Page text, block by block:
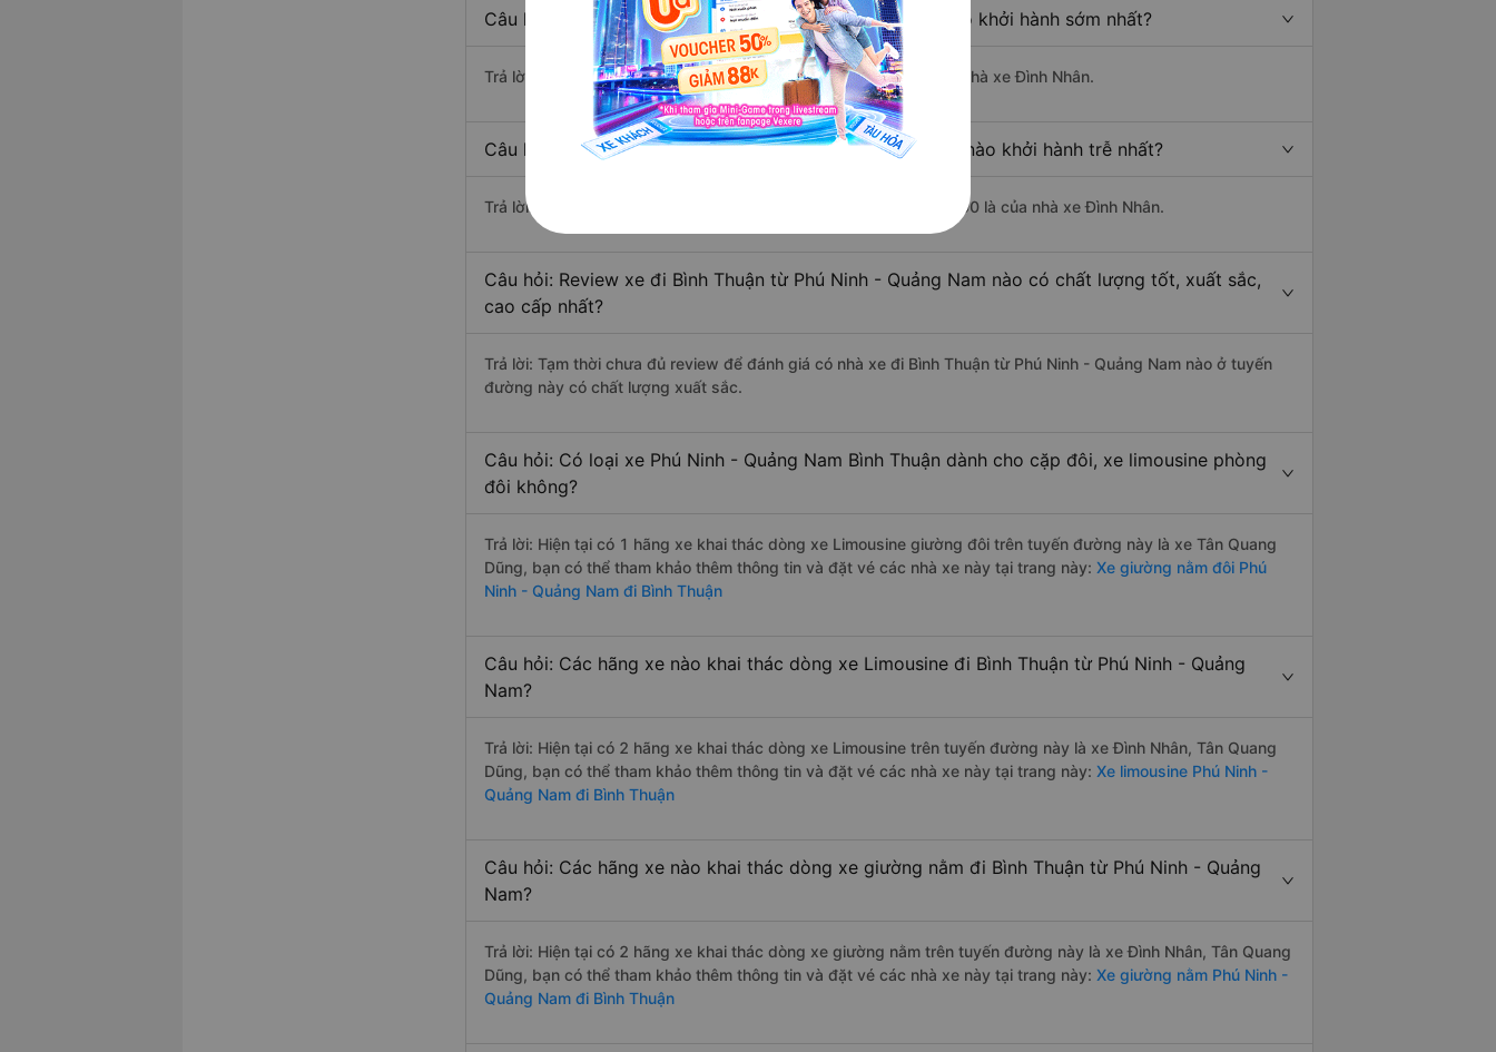
Câu hỏi: Nhà xe đi Phú Ninh - Quảng Nam Bình Thuận nào khởi hành sớm nhất?
Trả lời: Chuyến xe có giờ xuất phát sớm nhất vào lúc 9:00 là của nhà xe Đình Nhân.
Câu hỏi: Nhà xe đi Bình Thuận từ Phú Ninh - Quảng Nam nào khởi hành trễ nhất?
Trả lời: Chuyến xe có giờ xuất phát trễ (muộn) nhất là vào lúc 20:00 là của nhà xe Đình Nhân.
Câu hỏi: Review xe đi Bình Thuận từ Phú Ninh - Quảng Nam nào có chất lượng tốt, xuất sắc,
cao cấp nhất?
Trả lời: Tạm thời chưa đủ review để đánh giá có nhà xe đi Bình Thuận từ Phú Ninh - Quảng Nam nào ở tuyến
đường này có chất lượng xuất sắc.
Câu hỏi: Có loại xe Phú Ninh - Quảng Nam Bình Thuận dành cho cặp đôi, xe limousine phòng
đôi không?
Trả lời: Hiện tại có 1 hãng xe khai thác dòng xe Limousine giường đôi trên tuyến đường này là xe Tân Quang
Dũng, bạn có thể tham khảo thêm thông tin và đặt vé các nhà xe này tại trang này: Xe giường nằm đôi Phú
Ninh - Quảng Nam đi Bình Thuận
Câu hỏi: Các hãng xe nào khai thác dòng xe Limousine đi Bình Thuận từ Phú Ninh - Quảng
Nam?
Trả lời: Hiện tại có 2 hãng xe khai thác dòng xe Limousine trên tuyến đường này là xe Đình Nhân, Tân Quang
Dũng, bạn có thể tham khảo thêm thông tin và đặt vé các nhà xe này tại trang này: Xe limousine Phú Ninh -
Quảng Nam đi Bình Thuận
Câu hỏi: Các hãng xe nào khai thác dòng xe giường nằm đi Bình Thuận từ Phú Ninh - Quảng
Nam?
Trả lời: Hiện tại có 2 hãng xe khai thác dòng xe giường nằm trên tuyến đường này là xe Đình Nhân, Tân Quang
Dũng, bạn có thể tham khảo thêm thông tin và đặt vé các nhà xe này tại trang này: Xe giường nằm Phú Ninh -
Quảng Nam đi Bình Thuận